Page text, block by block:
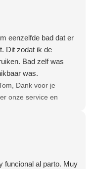
eenzelfde bad dat er
Dit zodat ik de
Bad zelf was
was.
Dank voor je
onze service en
funcional al parto. Muy